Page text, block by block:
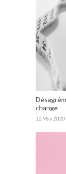
change
12 May 2020